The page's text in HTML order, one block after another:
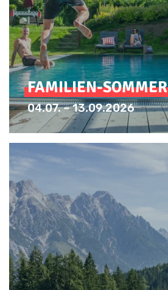
FAMILIEN-SOMMER
04.07. – 13.09.2026